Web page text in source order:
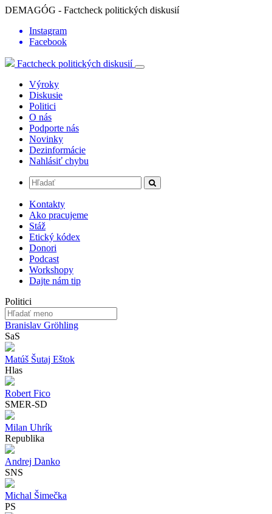
DEMAGÓG - Factcheck politických diskusií
Instagram
Facebook
Factcheck politických diskusií
Výroky
Diskusie
Politici
O nás
Podporte nás
Novinky
Dezinformácie
Nahlásiť chybu
Kontakty
Ako pracujeme
Stáž
Etický kódex
Donori
Podcast
Workshopy
Dajte nám tip
Politici
Branislav Gröhling
SaS
Matúš Šutaj Eštok
Hlas
Robert Fico
SMER-SD
Milan Uhrík
Republika
Andrej Danko
SNS
Michal Šimečka
PS